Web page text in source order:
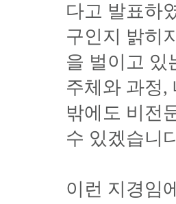
다고 발표하
구인지 밝히
을 벌이고 있
주체와 과정,
밖에도 비전
수 있겠습니
이런 지경임